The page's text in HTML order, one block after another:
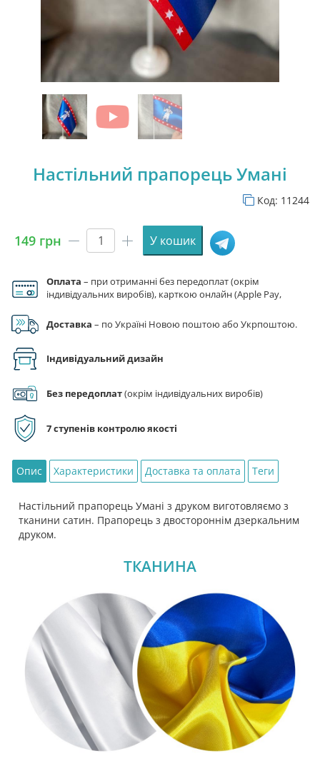
Настільний прапорець Умані
Код: 11244
149 грн
Настільний
Умані
кількість
У кошик
Оплата – при отриманні без передоплат (окрім
індивідуальних виробів), карткою онлайн (Apple Pay,
Доставка – по Україні Новою поштою або Укрпоштою.
Індивідуальний дизайн
Без передоплат(окрім індивідуальних виробів)
7 ступенів контролю якості
Опис Характеристики Доставка та оплата Теги
Настільний прапорець Умані з друком виготовляємо з
тканини сатин. Прапорець з двостороннім дзеркальним
друком.
ТКАНИНА